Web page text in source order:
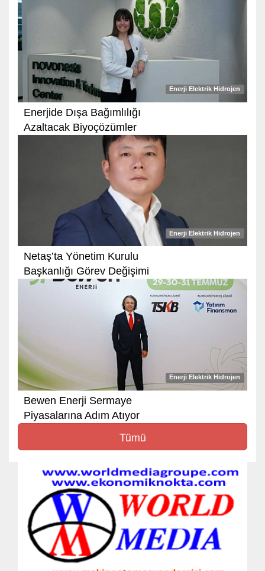
Enerji Elektrik Hidrojen
Enerjide Dışa Bağımlılığı
Azaltacak Biyoçözümler
Enerji Elektrik Hidrojen
Netaş’ta Yönetim Kurulu
Başkanlığı Görev Değişimi
Enerji Elektrik Hidrojen
Bewen Enerji Sermaye
Piyasalarına Adım Atıyor
Tümü